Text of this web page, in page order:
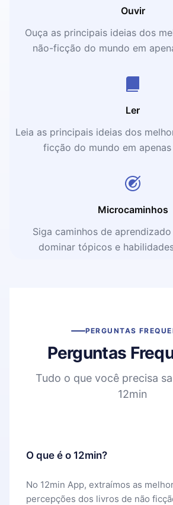
Ouvir
Ouça as principais ideias dos
não-ficção do mundo em
Ler
Leia as principais ideias dos
ficção do mundo em
Microcaminhos
Siga caminhos de
dominar tópicos e
PERGUNTAS
Perguntas
Tudo o que você precisa
12min
O que é o 12min?
No 12min App, extraímos as
percepções dos livros de não